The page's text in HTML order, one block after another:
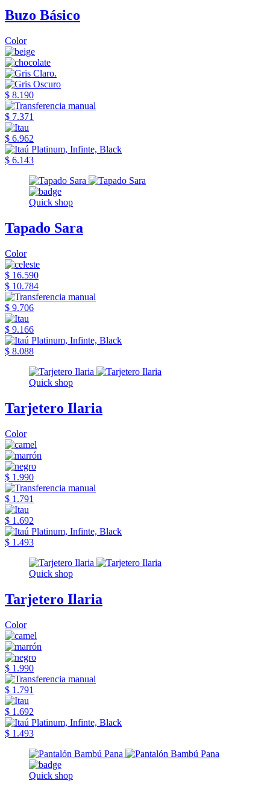
Buzo Básico
Color
$ 8.190
$ 7.371
$ 6.962
$ 6.143
Quick shop
Tapado Sara
Color
$ 16.590
$ 10.784
$ 9.706
$ 9.166
$ 8.088
Quick shop
Tarjetero Ilaria
Color
$ 1.990
$ 1.791
$ 1.692
$ 1.493
Quick shop
Tarjetero Ilaria
Color
$ 1.990
$ 1.791
$ 1.692
$ 1.493
Quick shop